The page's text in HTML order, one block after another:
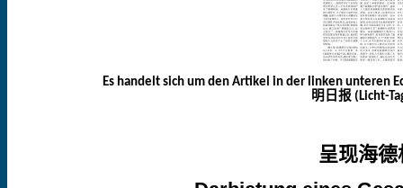
Es handelt sich um den Artikel in der linken unteren
明日报 (Licht-
呈现海